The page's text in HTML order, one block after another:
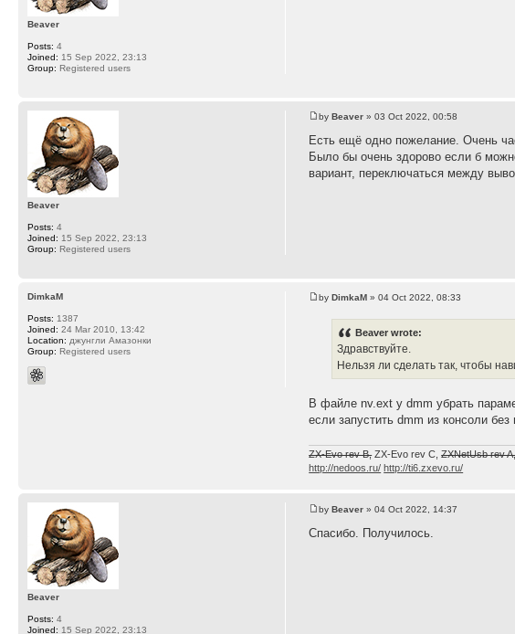
Beaver
Posts: 4
Joined: 15 Sep 2022, 23:13
Group: Registered users
byBeaver » 03 Oct 2022, 00:58
Есть ещё одно пожелание. Очень
Было бы очень здорово если б
вариант, переключаться между
Beaver
Posts: 4
Joined: 15 Sep 2022, 23:13
Group: Registered users
byDimkaM » 04 Oct 2022, 08:33
Beaver wrote:
Здравствуйте.
Нельзя ли сделать так, чтобы
В файле nv.ext у dmm убрать
если запустить dmm из консоли
ZX-Evo rev B,ZX-Evo rev C,ZXNetUsb rev
http://nedoos.ru/ http://ti6.zxevo.ru/
DimkaM
Posts: 1387
Joined: 24 Mar 2010, 13:42
Location: джунгли Амазонки
Group: Registered users
byBeaver » 04 Oct 2022, 14:37
Спасибо. Получилось.
Beaver
Posts: 4
Joined: 15 Sep 2022, 23:13